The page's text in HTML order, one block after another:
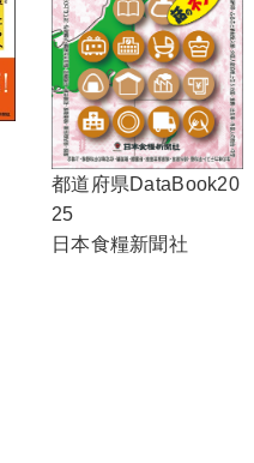
都道府県DataBook20
25
日本食糧新聞社